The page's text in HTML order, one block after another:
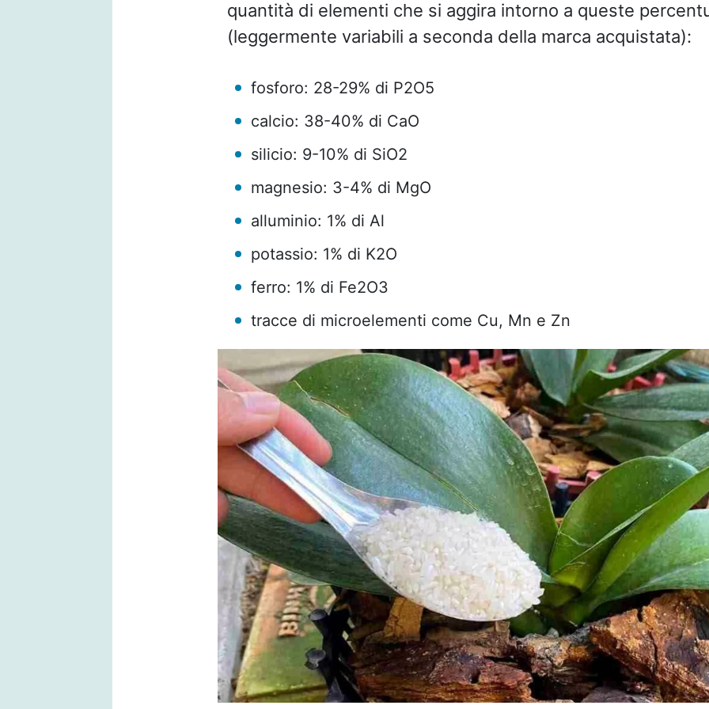
quantità di elementi che si aggira intorno a queste
(leggermente variabili a seconda della marca acquistata):
fosforo: 28-29% di P2O5
calcio: 38-40% di CaO
silicio: 9-10% di SiO2
magnesio: 3-4% di MgO
alluminio: 1% di Al
potassio: 1% di K2O
ferro: 1% di Fe2O3
tracce di microelementi come Cu, Mn e Zn